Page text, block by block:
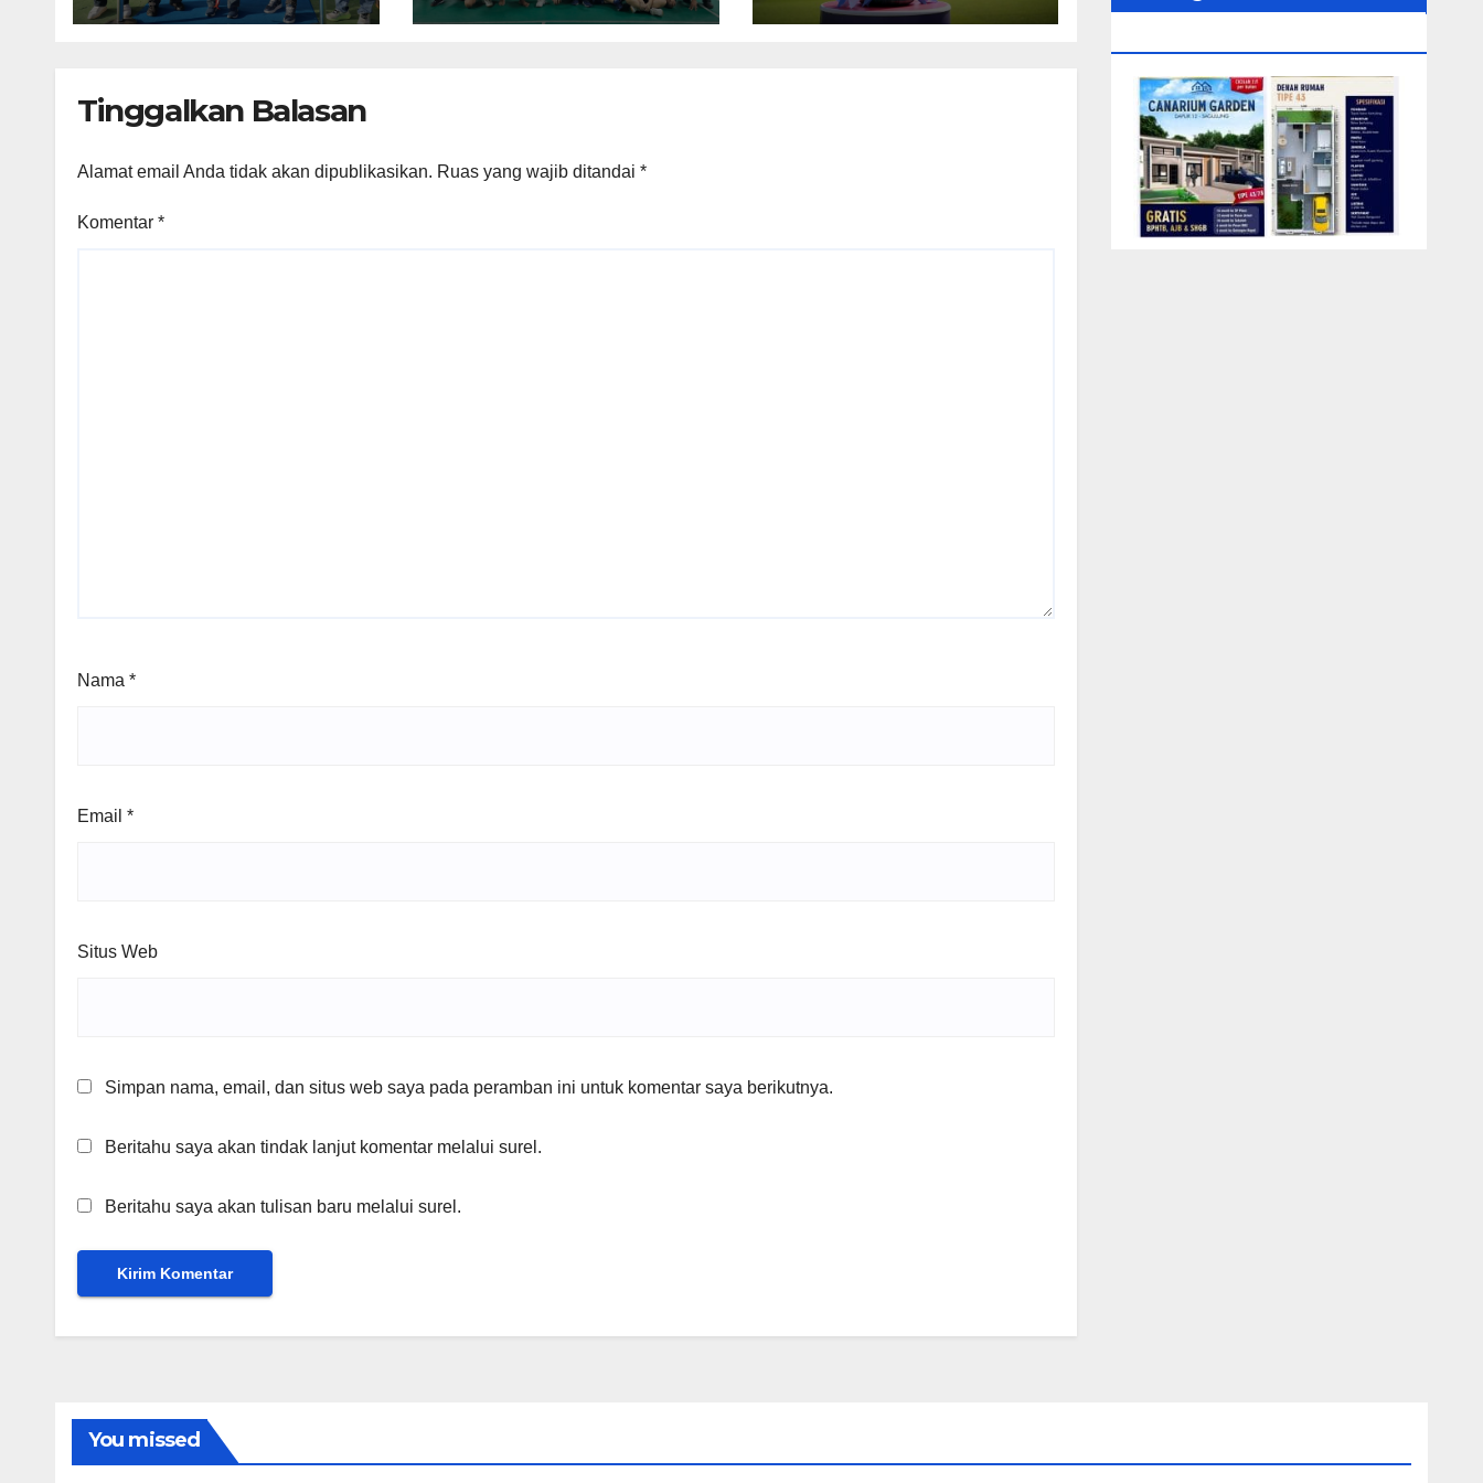
Badminton Kapolda
Chai 2026
Tinggalkan Balasan
Alamat email Anda tidak akan dipublikasikan. Ruas yang wajib ditandai *
Komentar *
Nama *
Email *
Situs Web
Simpan nama, email, dan situs web saya pada peramban ini untuk komentar saya berikutnya.
Beritahu saya akan tindak lanjut komentar melalui surel.
Beritahu saya akan tulisan baru melalui surel.
You missed